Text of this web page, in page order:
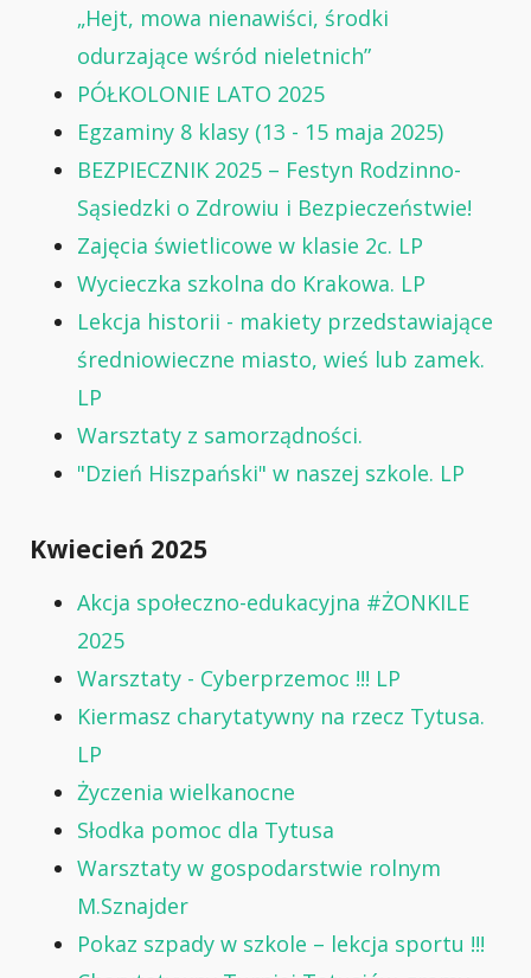
„Hejt, mowa nienawiści, środki
odurzające wśród nieletnich”
PÓŁKOLONIE LATO 2025
Egzaminy 8 klasy (13 - 15 maja 2025)
BEZPIECZNIK 2025 – Festyn Rodzinno-
Sąsiedzki o Zdrowiu i Bezpieczeństwie!
Zajęcia świetlicowe w klasie 2c. LP
Wycieczka szkolna do Krakowa. LP
Lekcja historii - makiety przedstawiające
średniowieczne miasto, wieś lub zamek.
LP
Warsztaty z samorządności.
"Dzień Hiszpański" w naszej szkole. LP
Kwiecień 2025
Akcja społeczno-edukacyjna #ŻONKILE
2025
Warsztaty - Cyberprzemoc !!! LP
Kiermasz charytatywny na rzecz Tytusa.
LP
Życzenia wielkanocne
Słodka pomoc dla Tytusa
Warsztaty w gospodarstwie rolnym
M.Sznajder
Pokaz szpady w szkole – lekcja sportu !!!